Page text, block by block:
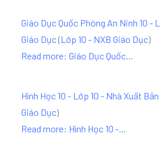
Giáo Dục Quốc Phòng An Ninh 10 -
Giáo Dục(Lớp 10 - NXB Giáo Dục)
Read more: Giáo Dục Quốc...
Hình Học 10 - Lớp 10 - Nhà Xuất
Giáo Dục)
Read more: Hình Học 10 -...